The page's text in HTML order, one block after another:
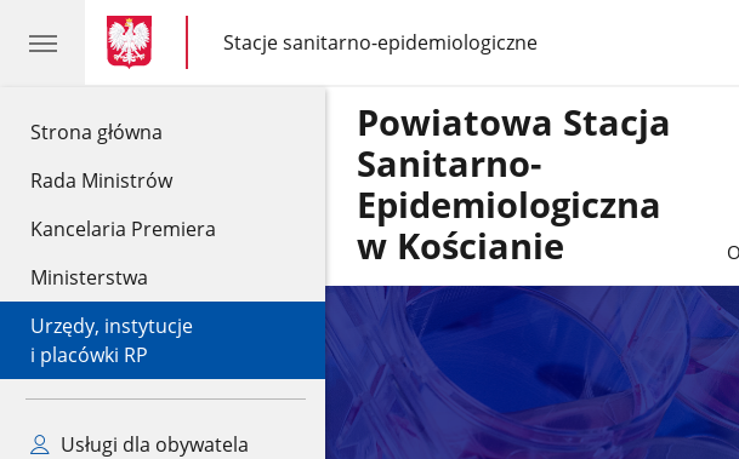
Strona główna
Rada Ministrów
Kancelaria Premiera
Ministerstwa
Urzędy, instytucje
i placówki RP
Usługi dla obywatela
gov.pl
gov.pl
Stacje sanitarno-epidemiologiczne
gov.pl
Stacje
sanitarno-
epidemiologiczne
Powiatowa Stacja
Sanitarno-
Epidemiologiczna
w Kościanie